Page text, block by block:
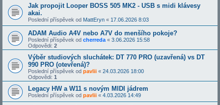
Jak propojit Looper BOSS 505 MK2 - USB s midi klávesy
akai.
Poslední příspěvek od MattEryn « 17.06.2026 8:03
ADAM Audio A4V nebo A7V do menšího pokoje?
Poslední příspěvek od cherreda« 3.06.2026 15:58
Odpovědi: 2
Výběr studiových sluchátek: DT 770 PRO (uzavřená) vs DT
990 PRO (otevřená)?
Poslední příspěvek od pavlii « 24.03.2026 18:00
Odpovědi: 1
Legacy HW a W11 s novým MIDI jádrem
Poslední příspěvek od pavlii « 4.03.2026 14:49